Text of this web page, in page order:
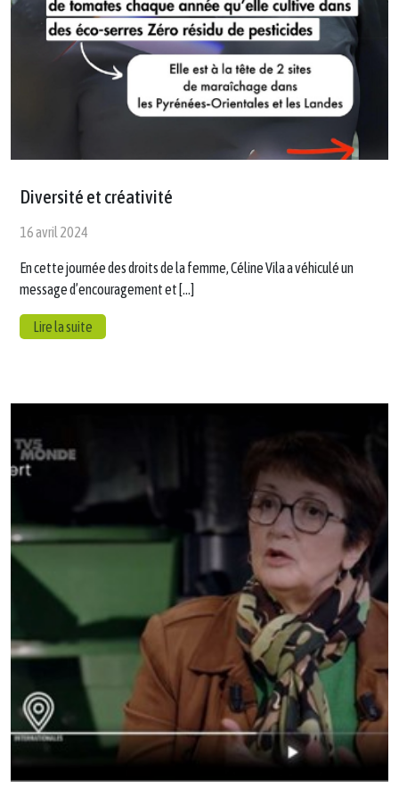
Diversité et créativité
16 avril 2024
En cette journée des droits de la femme, Céline Vila a véhiculé un
message d’encouragement et […]
Lire la suite